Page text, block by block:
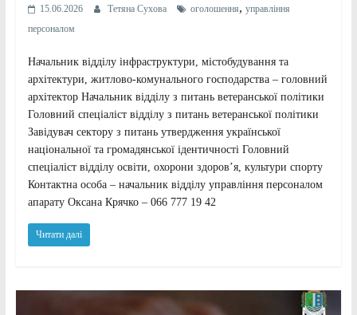
15.06.2026 Тетяна Сухова оголошення, управління
персоналом
Начальник відділу інфраструктури, містобудування та
архітектури, житлово-комунального господарства – головний
архітектор Начальник відділу з питань ветеранської політики
Головний спеціаліст відділу з питань ветеранської політики
Завідувач сектору з питань утвердження української
національної та громадянської ідентичності Головний
спеціаліст відділу освіти, охорони здоров’я, культури спорту
Контактна особа – начальник відділу управління персоналом
апарату Оксана Крячко – 066 777 19 42
Читати далі